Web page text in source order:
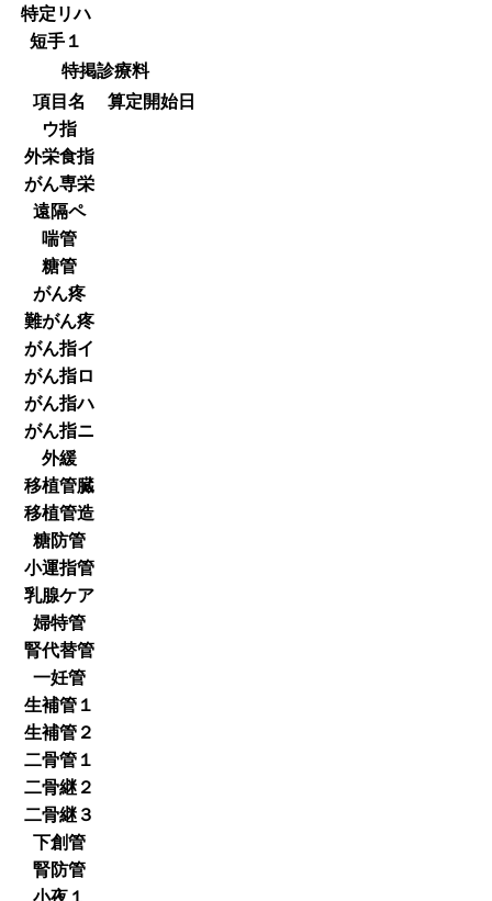
特定リハ
短手１
特掲診療料
項目名
算定開始日
ウ指
外栄食指
がん専栄
遠隔ペ
喘管
糖管
がん疼
難がん疼
がん指イ
がん指ロ
がん指ハ
がん指ニ
外緩
移植管臓
移植管造
糖防管
小運指管
乳腺ケア
婦特管
腎代替管
一妊管
生補管１
生補管２
二骨管１
二骨継２
二骨継３
下創管
腎防管
小夜１